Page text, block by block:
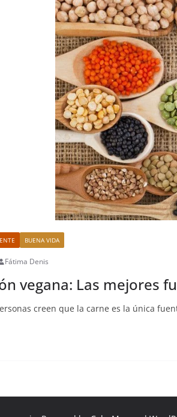
BUENA VIDA
Fátima Denis
vegana: Las mejores
creen que la carne es la única